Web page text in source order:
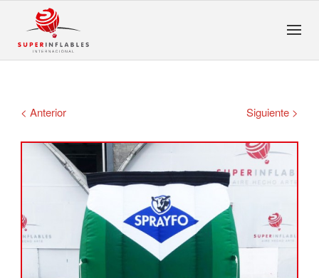
< Anterior Siguiente >